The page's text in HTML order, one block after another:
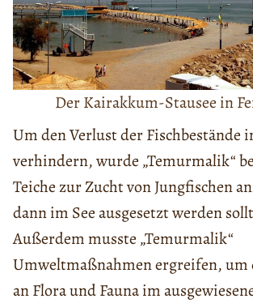
Der Kairakkum-Stausee in
Um den Verlust der Fischbestände
verhindern, wurde „Temurmalik“
Teiche zur Zucht von Jungfischen
dann im See ausgesetzt werden
Außerdem musste „Temurmalik“
Umweltmaßnahmen ergreifen, um
an Flora und Fauna im